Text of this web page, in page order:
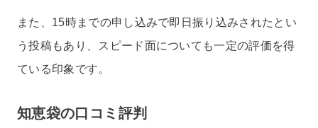
また、15時までの申し込みで即日振り込みされたとい
う投稿もあり、スピード面についても一定の評価を得
ている印象です。
知恵袋の口コミ評判